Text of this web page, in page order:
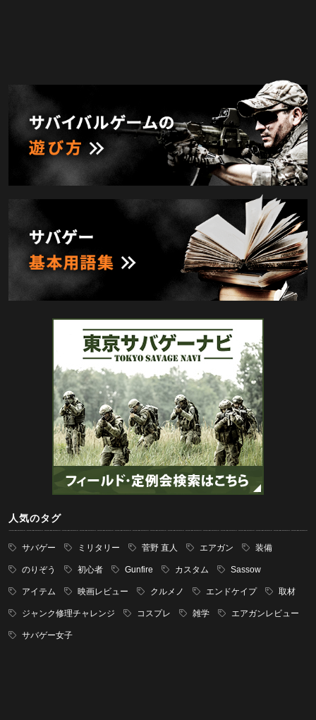
人気のタグ
サバゲー ミリタリー 菅野 直人 エアガン 装備
のりぞう 初心者 Gunfire カスタム Sassow
アイテム 映画レビュー クルメノ エンドケイプ 取材
ジャンク修理チャレンジ コスプレ 雑学 エアガンレビュー
サバゲー女子